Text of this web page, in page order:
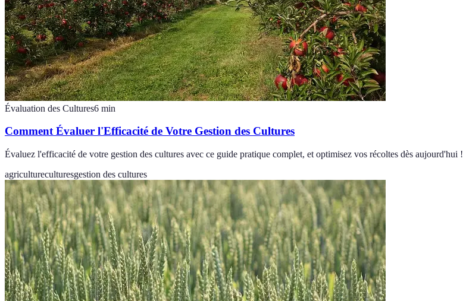
Évaluation des Cultures6 min
Comment Évaluer l'Efficacité de Votre Gestion des Cultures
Évaluez l'efficacité de votre gestion des cultures avec ce guide pratique complet, et optimisez vos récoltes dès aujourd'hui !
agricultureculturesgestion des cultures